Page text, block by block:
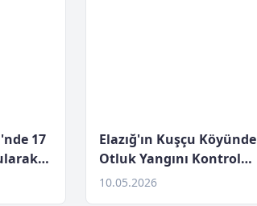
17
Elazığ'ın Kuşçu Köyünde
Otluk Yangını Kontrol
Altına Alındı
10.05.2026